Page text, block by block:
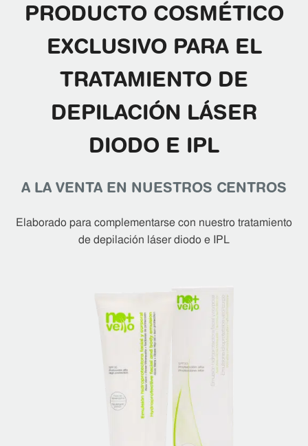
PRODUCTO COSMÉTICO
EXCLUSIVO PARA EL
TRATAMIENTO DE
DEPILACIÓN LÁSER
DIODO E IPL
A LA VENTA EN NUESTROS CENTROS
Elaborado para complementarse con nuestro tratamiento
de depilación láser diodo e IPL